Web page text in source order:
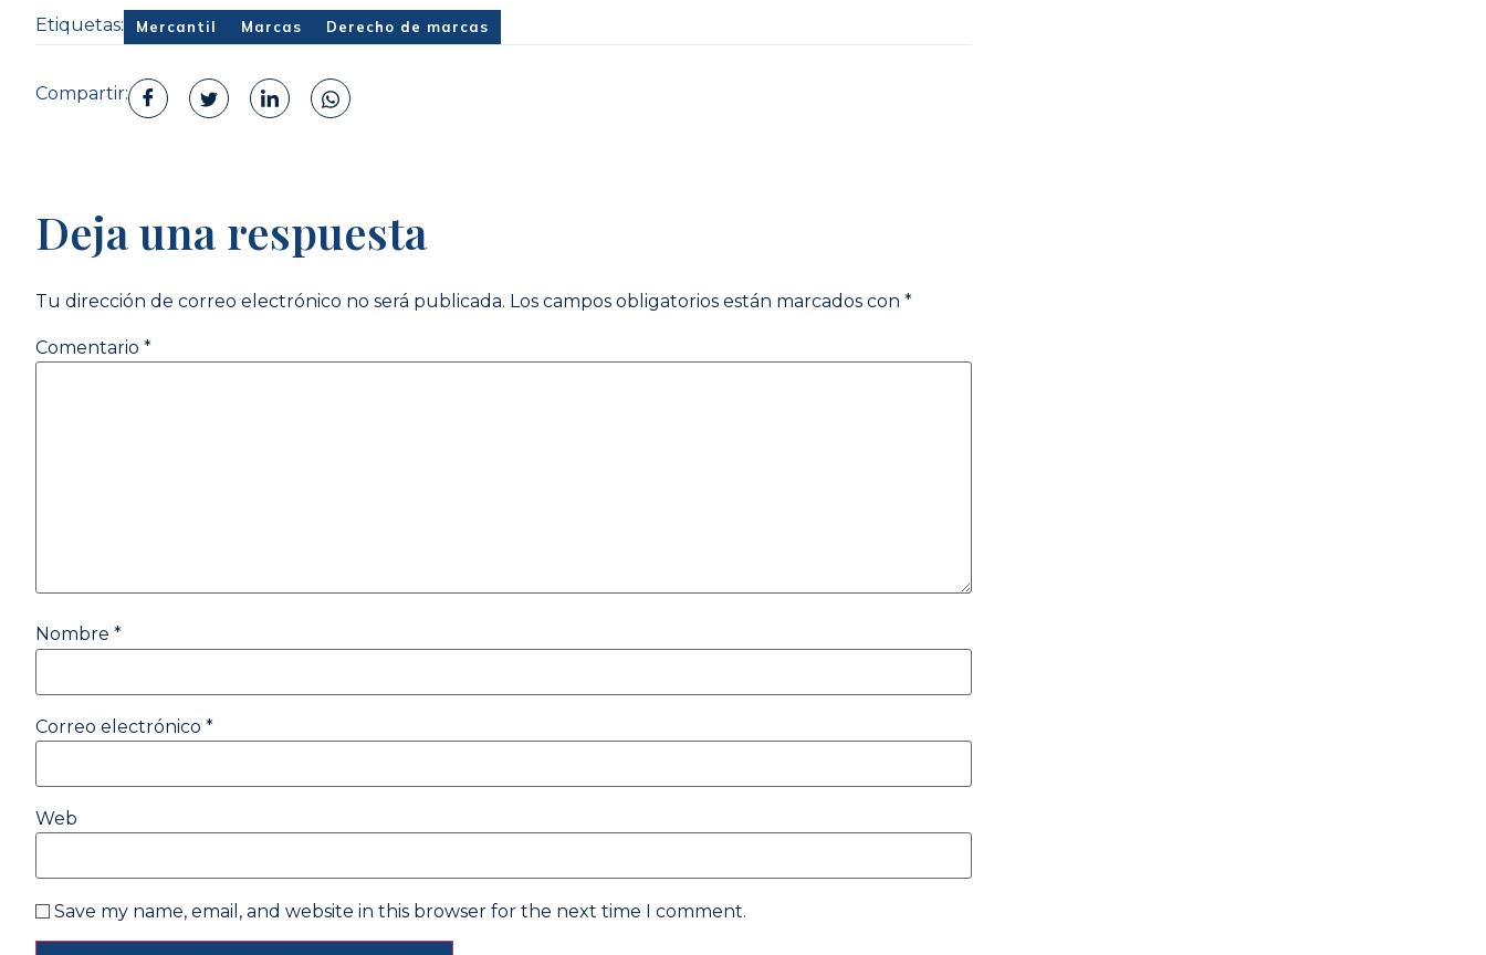
Etiquetas: Mercantil Marcas Derecho de marcas
Compartir:
Deja una respuesta
Tu dirección de correo electrónico no será publicada. Los campos obligatorios están marcados con *
Comentario *
Nombre *
Correo electrónico *
Web
Save my name, email, and website in this browser for the next time I comment.